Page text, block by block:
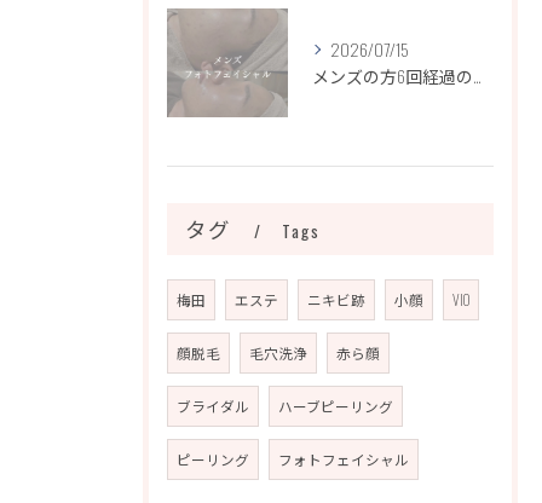
2026/07/15
メンズの方6回経過のお写真になります📷✨
タグ Tags
梅田 エステ ニキビ跡 小顔 VIO
顔脱毛 毛穴洗浄 赤ら顔
ブライダル ハーブピーリング
ピーリング フォトフェイシャル